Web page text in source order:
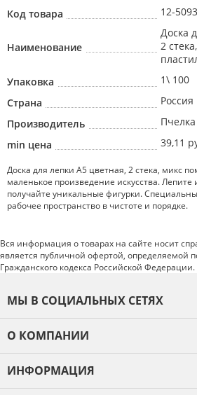
Код товара 12-
Наименование
Доска
2
Упаковка
1\ 100
Страна
Россия
Производитель
Пчелка
min цена
39,11
Доска для лепки А5 цветная, 2 стека, микс
маленькое произведение искусства.
получайте уникальные фигурки.
рабочее пространство в чистоте и порядке.
Вся информация о товарах на сайте носит
является публичной офертой, определяемой
Гражданского кодекса Российской Федерации.
МЫ В СОЦИАЛЬНЫХ СЕТЯХ
О КОМПАНИИ
ИНФОРМАЦИЯ